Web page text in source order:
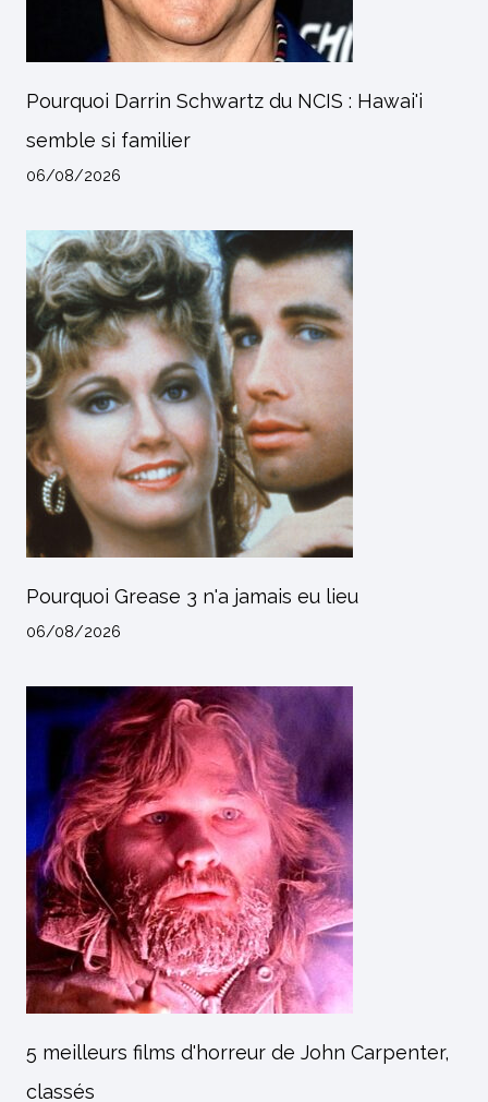
Pourquoi Darrin Schwartz du NCIS : Hawai'i
semble si familier
06/08/2026
Pourquoi Grease 3 n'a jamais eu lieu
06/08/2026
5 meilleurs films d'horreur de John Carpenter,
classés